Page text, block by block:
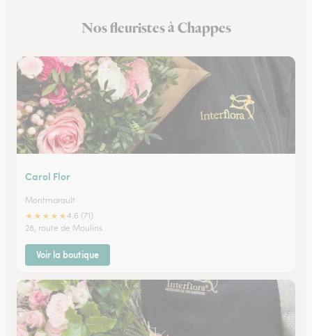
Fleuristes à Lapalisse
Nos fleuristes à Chappes
Carol Flor
Montmarault
★★★★★4.6 (71)
28, route de Moulins
Voir la boutique